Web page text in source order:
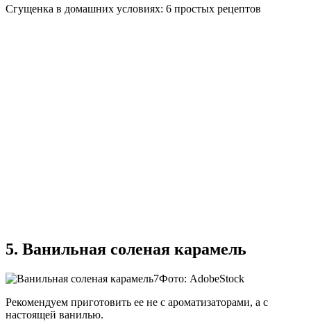
Сгущенка в домашних условиях: 6 простых рецептов
5. Ванильная соленая карамель
Фото: AdobeStock
Рекомендуем приготовить ее не с ароматизаторами, а с
настоящей ванилью.